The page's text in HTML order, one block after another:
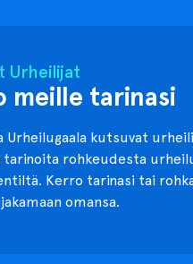
Urheilijat
meille tarinasi
Urheilugaala kutsuvat
tarinoita rohkeudesta
Kerro tarinasi tai
omansa.